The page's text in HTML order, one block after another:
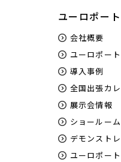
ユーロポー
会社概要
ユーロポー
導入事例
全国出張カ
展示会情報
ショールーム
デモンスト
ユーロポー